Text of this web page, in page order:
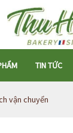
TIN TỨC
vận chuyển